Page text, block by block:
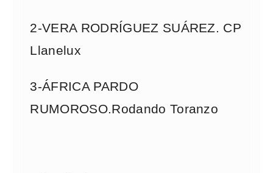
2-VERA RODRÍGUEZ SUÁREZ. CP
Llanelux
3-ÁFRICA PARDO
RUMOROSO.Rodando Toranzo